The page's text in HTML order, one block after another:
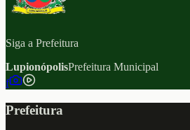
Siga a Prefeitura
LupionópolisPrefeitura Municipal
f
Prefeitura